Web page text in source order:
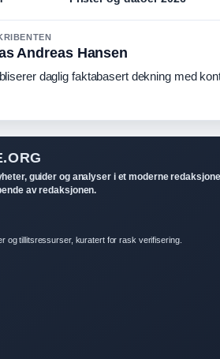
Andreas Hansen
daglig faktabasert dekning med
guider og analyser i et moderne
av redaksjonen.
og tillitsressurser, kuratert for rask verifisering.